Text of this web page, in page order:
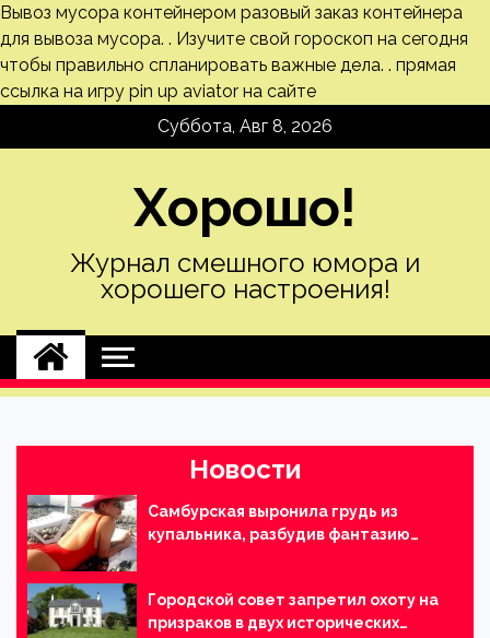
Вывоз мусора контейнером разовый заказ контейнера
для вывоза мусора. . Изучите свой гороскоп на сегодня
чтобы правильно спланировать важные дела. . прямая
ссылка на игру pin up aviator на сайте
Суббота, Авг 8, 2026
Хорошо!
Журнал смешного юмора и
хорошего настроения!
Новости
Самбурская выронила грудь из
купальника, разбудив фантазию
Городской совет запретил охоту на
призраков в двух исторических